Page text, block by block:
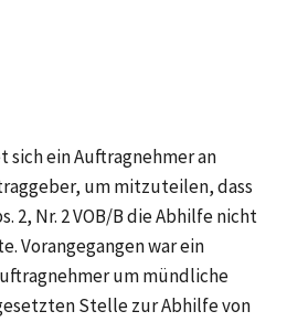
sich ein Auftragnehmer an
um mitzuteilen, dass
2, Nr. 2 VOB/B die Abhilfe nicht
Vorangegangen war ein
um mündliche
Stelle zur Abhilfe von